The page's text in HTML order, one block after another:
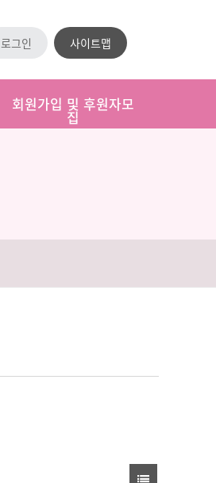
로그인 사이트맵
회원가입 및 후원자모
집